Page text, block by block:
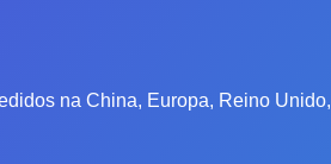
na China, Europa, Reino Unido,